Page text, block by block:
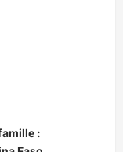
: